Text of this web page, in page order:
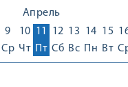
Апрель
9
Ср
10
Чт
11
Пт
12
Сб
13
Вс
14
Пн
15
Вт